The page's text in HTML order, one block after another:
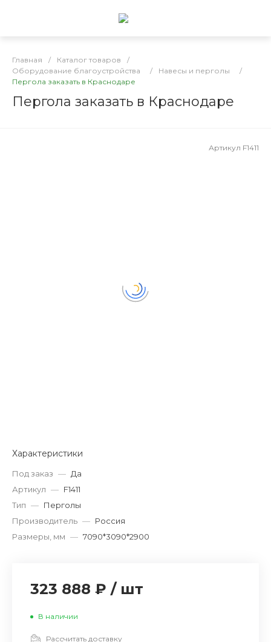
Главная / Каталог товаров
/
Оборудование благоустройства
/ Навесы и перголы
/
Пергола заказать в Краснодаре
Пергола заказать в Краснодаре
Артикул F1411
Характеристики
Под заказ — Да
Артикул — F1411
Тип — Перголы
Производитель — Россия
Размеры, мм — 7090*3090*2900
323 888 ₽ / шт
В наличии
Рассчитать доставку